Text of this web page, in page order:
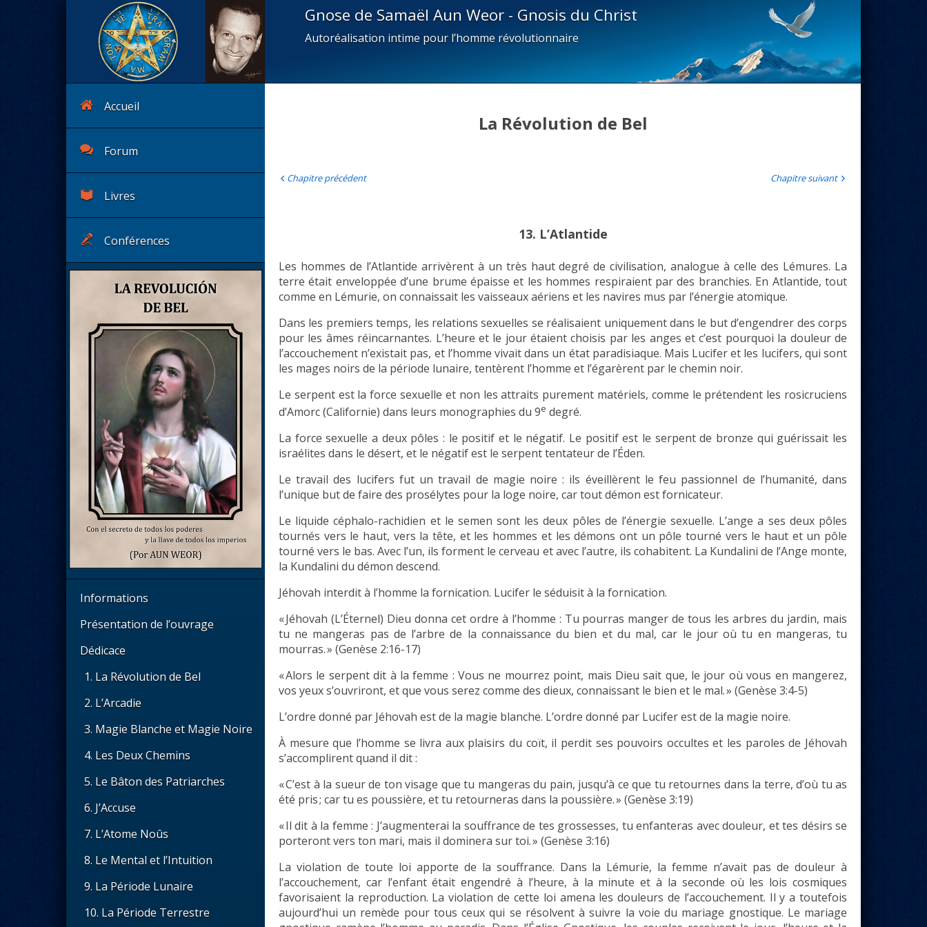
Gnose de Samaël Aun Weor - Gnosis du Christ
Autoréalisation intime pour l’homme révolutionnaire
Accueil
Forum
Livres
Conférences
Informations
Présentation de l’ouvrage
Dédicace
La Révolution de Bel
L’Arcadie
Magie Blanche et Magie Noire
Les Deux Chemins
Le Bâton des Patriarches
J’Accuse
L’Atome Noûs
Le Mental et l’Intuition
La Période Lunaire
La Période Terrestre
La Révolution de Bel
Chapitre précédent Chapitre suivant
13. L’Atlantide
Les hommes de l’Atlantide arrivèrent à un très haut degré de civilisation, analogue à celle des Lémures. La
terre était enveloppée d’une brume épaisse et les hommes respiraient par des branchies. En Atlantide, tout
comme en Lémurie, on connaissait les vaisseaux aériens et les navires mus par l’énergie atomique.
Dans les premiers temps, les relations sexuelles se réalisaient uniquement dans le but d’engendrer des corps
pour les âmes réincarnantes. L’heure et le jour étaient choisis par les anges et c’est pourquoi la douleur de
l’accouchement n’existait pas, et l’homme vivait dans un état paradisiaque. Mais Lucifer et les lucifers, qui sont
les mages noirs de la période lunaire, tentèrent l’homme et l’égarèrent par le chemin noir.
Le serpent est la force sexuelle et non les attraits purement matériels, comme le prétendent les rosicruciens
d’Amorc (Californie) dans leurs monographies du 9e degré.
La force sexuelle a deux pôles : le positif et le négatif. Le positif est le serpent de bronze qui guérissait les
israélites dans le désert, et le négatif est le serpent tentateur de l’Éden.
Le travail des lucifers fut un travail de magie noire : ils éveillèrent le feu passionnel de l’humanité, dans
l’unique but de faire des prosélytes pour la loge noire, car tout démon est fornicateur.
Le liquide céphalo-rachidien et le semen sont les deux pôles de l’énergie sexuelle. L’ange a ses deux pôles
tournés vers le haut, vers la tête, et les hommes et les démons ont un pôle tourné vers le haut et un pôle
tourné vers le bas. Avec l’un, ils forment le cerveau et avec l’autre, ils cohabitent. La Kundalini de l’Ange monte,
la Kundalini du démon descend.
Jéhovah interdit à l’homme la fornication. Lucifer le séduisit à la fornication.
« Jéhovah (L’Éternel) Dieu donna cet ordre à l’homme : Tu pourras manger de tous les arbres du jardin, mais
tu ne mangeras pas de l’arbre de la connaissance du bien et du mal, car le jour où tu en mangeras, tu
mourras. » (Genèse 2:16-17)
« Alors le serpent dit à la femme : Vous ne mourrez point, mais Dieu sait que, le jour où vous en mangerez,
vos yeux s’ouvriront, et que vous serez comme des dieux, connaissant le bien et le mal. » (Genèse 3:4-5)
L’ordre donné par Jéhovah est de la magie blanche. L’ordre donné par Lucifer est de la magie noire.
À mesure que l’homme se livra aux plaisirs du coït, il perdit ses pouvoirs occultes et les paroles de Jéhovah
s’accomplirent quand il dit :
« C’est à la sueur de ton visage que tu mangeras du pain, jusqu’à ce que tu retournes dans la terre, d’où tu as
été pris ; car tu es poussière, et tu retourneras dans la poussière. » (Genèse 3:19)
« Il dit à la femme : J’augmenterai la souffrance de tes grossesses, tu enfanteras avec douleur, et tes désirs se
porteront vers ton mari, mais il dominera sur toi. » (Genèse 3:16)
La violation de toute loi apporte de la souffrance. Dans la Lémurie, la femme n’avait pas de douleur à
l’accouchement, car l’enfant était engendré à l’heure, à la minute et à la seconde où les lois cosmiques
favorisaient la reproduction. La violation de cette loi amena les douleurs de l’accouchement. Il y a toutefois
aujourd’hui un remède pour tous ceux qui se résolvent à suivre la voie du mariage gnostique. Le mariage